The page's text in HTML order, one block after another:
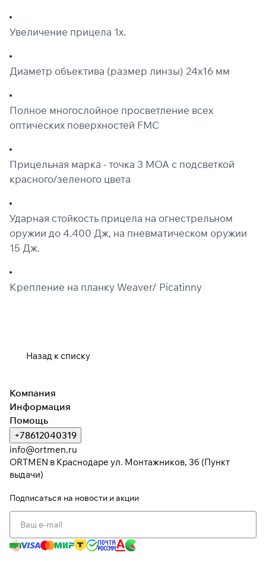
Увеличение прицела 1х.
Диаметр объектива (размер линзы) 24х16 мм
Полное многослойное просветление всех
оптических поверхностей FMC
Прицельная марка - точка 3 МОА с подсветкой
красного/зеленого цвета
Ударная стойкость прицела на огнестрельном
оружии до 4.400 Дж, на пневматическом оружии
15 Дж.
Крепление на планку Weaver/ Picatinny
Назад к списку
Компания
Информация
Помощь
+78612040319
info@ortmen.ru
ORTMEN в Краснодаре ул. Монтажников, 3б (Пункт
выдачи)
Подписаться на новости и акции